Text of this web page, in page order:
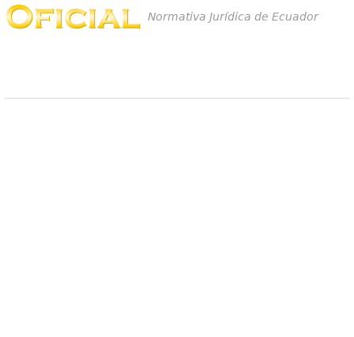
Normativa Jurídica de Ecuador